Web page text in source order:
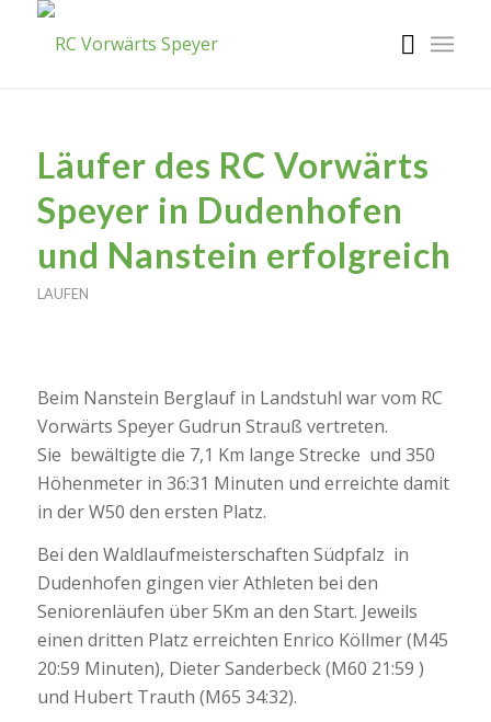
Läufer des RC Vorwärts
Speyer in Dudenhofen
und Nanstein erfolgreich
LAUFEN
Beim Nanstein Berglauf in Landstuhl war vom RC
Vorwärts Speyer Gudrun Strauß vertreten.
Sie bewältigte die 7,1 Km lange Strecke und 350
Höhenmeter in 36:31 Minuten und erreichte damit
in der W50 den ersten Platz.
Bei den Waldlaufmeisterschaften Südpfalz in
Dudenhofen gingen vier Athleten bei den
Seniorenläufen über 5Km an den Start. Jeweils
einen dritten Platz erreichten Enrico Köllmer (M45
20:59 Minuten), Dieter Sanderbeck (M60 21:59 )
und Hubert Trauth (M65 34:32).